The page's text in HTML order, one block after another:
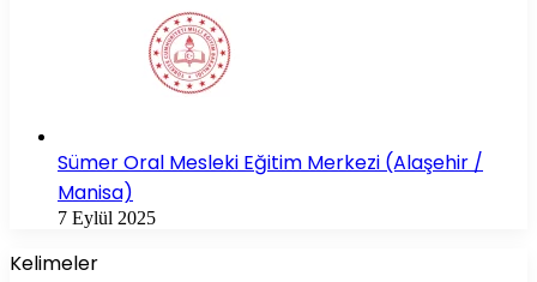
Sümer Oral Mesleki Eğitim Merkezi (Alaşehir /
Manisa)
7 Eylül 2025
Kelimeler